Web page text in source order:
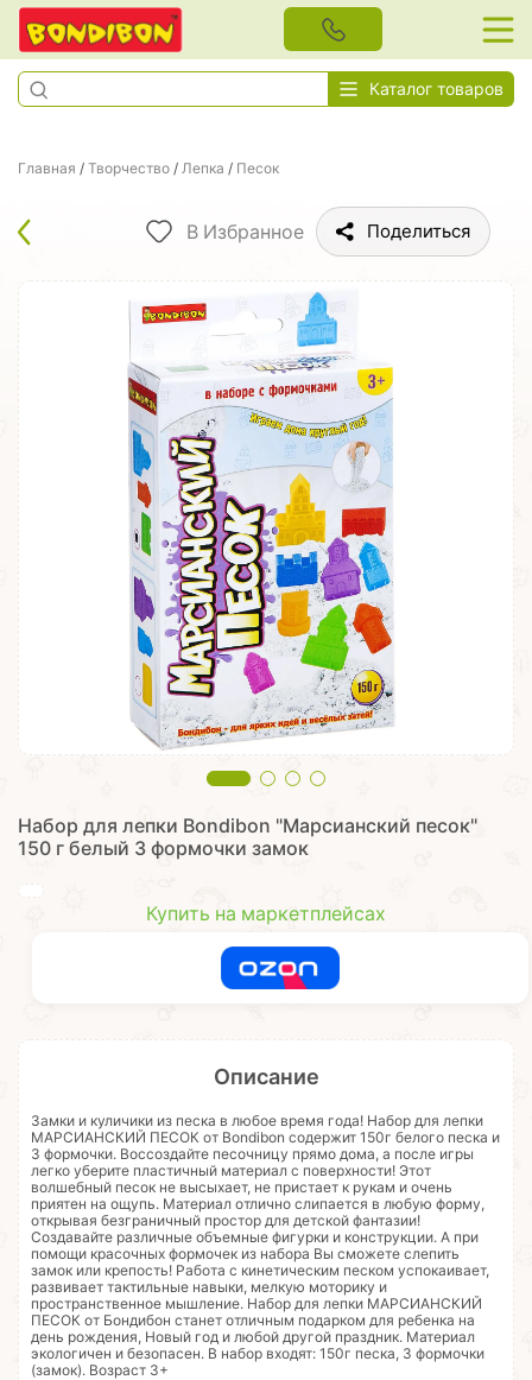
Каталог товаров
Главная / Творчество / Лепка / Песок
В Избранное Поделиться
Набор для лепки Bondibon "Марсианский песок"
150 г белый 3 формочки замок
Купить на маркетплейсах
Описание
Замки и куличики из песка в любое время года! Набор для лепки
МАРСИАНСКИЙ ПЕСОК от Bondibon содержит 150г белого песка и
3 формочки. Воссоздайте песочницу прямо дома, а после игры
легко уберите пластичный материал с поверхности! Этот
волшебный песок не высыхает, не пристает к рукам и очень
приятен на ощупь. Материал отлично слипается в любую форму,
открывая безграничный простор для детской фантазии!
Создавайте различные объемные фигурки и конструкции. А при
помощи красочных формочек из набора Вы сможете слепить
замок или крепость! Работа с кинетическим песком успокаивает,
развивает тактильные навыки, мелкую моторику и
пространственное мышление. Набор для лепки МАРСИАНСКИЙ
ПЕСОК от Бондибон станет отличным подарком для ребенка на
день рождения, Новый год и любой другой праздник. Материал
экологичен и безопасен. В набор входят: 150г песка, 3 формочки
(замок). Возраст 3+